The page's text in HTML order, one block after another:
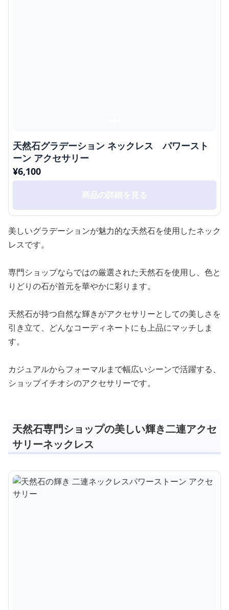
天然石グラデーション ネックレス パワースト
ーン アクセサリー
¥6,100
商品の詳細を見る
美しいグラデーションが魅力的な天然石を使用したネック
レスです。
専門ショップならではの厳選された天然石を使用し、色と
りどりの石が首元を華やかに彩ります。
天然石が持つ自然な輝きがアクセサリーとしての美しさを
引き立て、どんなコーディネートにも上品にマッチしま
す。
カジュアルからフォーマルまで幅広いシーンで活躍する、
ショップイチオシのアクセサリーです。
天然石専門ショップの美しい輝き二連アクセ
サリーネックレス